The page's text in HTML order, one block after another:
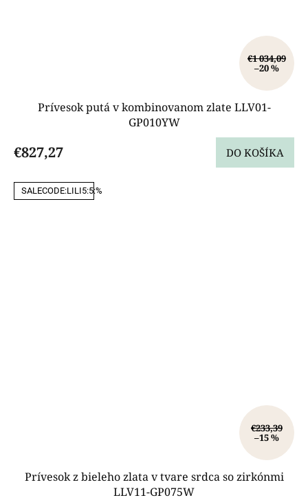
€1 034,09
–20 %
Prívesok putá v kombinovanom zlate LLV01-
GP010YW
€827,27 DO KOŠÍKA
SALECODE:LILI5:5:%
€233,39
–15 %
Prívesok z bieleho zlata v tvare srdca so zirkónmi
LLV11-GP075W